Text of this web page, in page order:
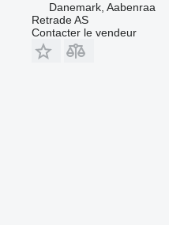
Danemark, Aabenraa
Retrade AS
Contacter le vendeur